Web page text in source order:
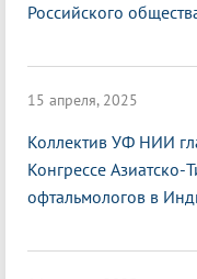
Российского
15 апреля, 2025
Коллектив УФ НИИ
Конгрессе Азиатско-
офтальмологов в